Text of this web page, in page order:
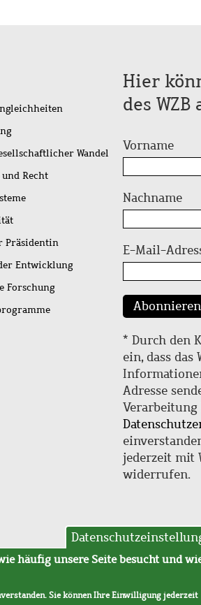
Wandel
Recht
Präsidentin
Entwicklung
Forschung
Hier
des
Vorname
Nachname
E-Mail-
Abonnieren
* Durch den
ein, dass das
Adresse
jederzeit mit
widerrufen.
AVBhäufig unsere Seite besucht und
Sie können Ihre Einwilligung jederzeit